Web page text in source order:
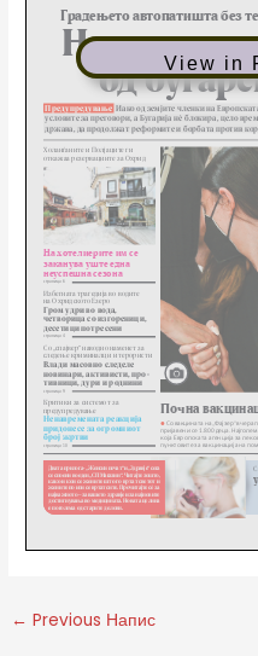
View in
← Previous Напис